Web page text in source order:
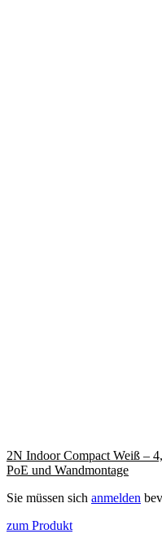
2N Indoor Compact Weiß –
PoE und Wandmontage
Sie müssen sich anmelden
zum Produkt